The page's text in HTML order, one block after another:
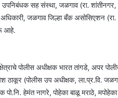
सह संस्था, जळगाव (रा.
जळगाव जिल्हा बँक असोसिएशन
आहे.
पोलीस अधीक्षक भारत तांगडे, अपर
ठाकूर (पोलीस उप अधीक्षक, ला.प्र.वि.
हेमंत नागरे, पोहेका बाळू मराठे,